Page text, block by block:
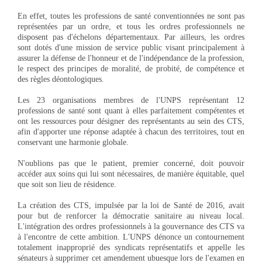
En effet, toutes les professions de santé conventionnées ne sont pas
représentées par un ordre, et tous les ordres professionnels ne
disposent pas d'échelons départementaux. Par ailleurs, les ordres
sont dotés d'une mission de service public visant principalement à
assurer la défense de l'honneur et de l'indépendance de la profession,
le respect des principes de moralité, de probité, de compétence et
des règles déontologiques.
Les 23 organisations membres de l'UNPS représentant 12
professions de santé sont quant à elles parfaitement compétentes et
ont les ressources pour désigner des représentants au sein des CTS,
afin d'apporter une réponse adaptée à chacun des territoires, tout en
conservant une harmonie globale.
N'oublions pas que le patient, premier concerné, doit pouvoir
accéder aux soins qui lui sont nécessaires, de manière équitable, quel
que soit son lieu de résidence.
La création des CTS, impulsée par la loi de Santé de 2016, avait
pour but de renforcer la démocratie sanitaire au niveau local.
L'intégration des ordres professionnels à la gouvernance des CTS va
à l'encontre de cette ambition. L'UNPS dénonce un contournement
totalement inapproprié des syndicats représentatifs et appelle les
sénateurs à supprimer cet amendement ubuesque lors de l'examen en